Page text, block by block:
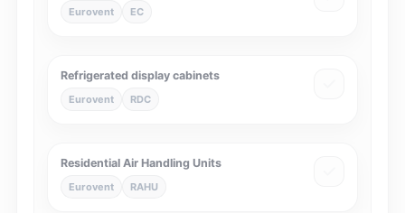
Eurovent EC
Refrigerated display cabinets
Eurovent RDC
Residential Air Handling Units
Eurovent RAHU